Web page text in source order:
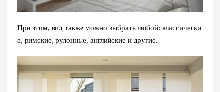
При этом, вид также можно выбрать любой: классически
е, римские, рулонные, английские и другие.